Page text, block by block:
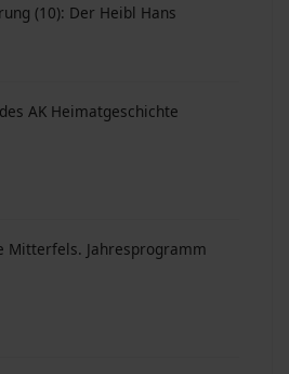
(10): Der Heibl Hans
AK Heimatgeschichte
Mitterfels. Jahresprogramm